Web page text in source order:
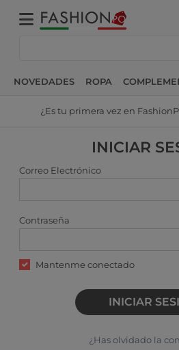
NOVEDADES ROPA
¿Es tu primera vez en
INICIAR
Correo Electrónico
Contraseña
Mantenme conectado
INICIAR
¿Has olvidado la